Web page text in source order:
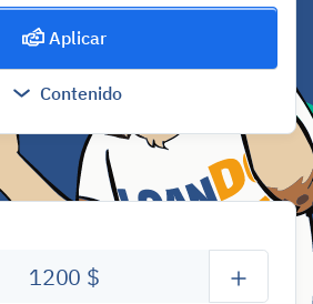
Aplicar
Contenido
1200 $